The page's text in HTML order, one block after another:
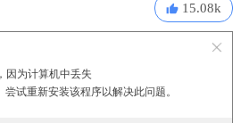
15.08k
因为计算机中丢失
试重新安装该程序以解决此问题。